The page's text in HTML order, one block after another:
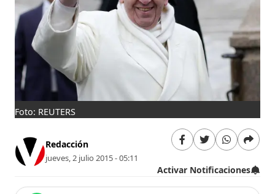
Foto: REUTERS
Redacción
jueves, 2 julio 2015 - 05:11
Activar Notificaciones